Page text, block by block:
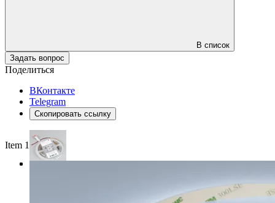
В список
Задать вопрос
Поделиться
ВКонтакте
Telegram
Скопировать ссылку
Item 1 of 3